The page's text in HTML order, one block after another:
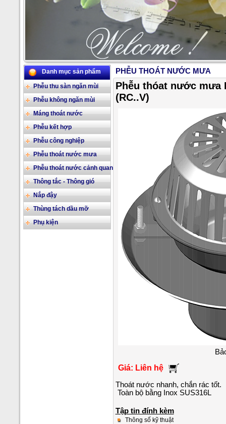
2/17
Danh mục sản phẩm
Phễu thu sàn ngăn mùi
Phễu không ngăn mùi
Máng thoát nước
Phễu kết hợp
Phễu công nghiệp
Phễu thoát nước mưa
Phễu thoát nước cảnh quan
Thông tắc - Thông gió
Nắp đậy
Thùng tách dầu mỡ
Phụ kiện
PHỄU THOÁT NƯỚC MƯA
Phễu thóat nước mưa
(RC..V)
Giá: Liên hệ
Thoát nước nhanh, chắn rác tốt.
Toàn bộ bằng Inox SUS316L
Tập tin đính kèm
Thông số kỹ thuật